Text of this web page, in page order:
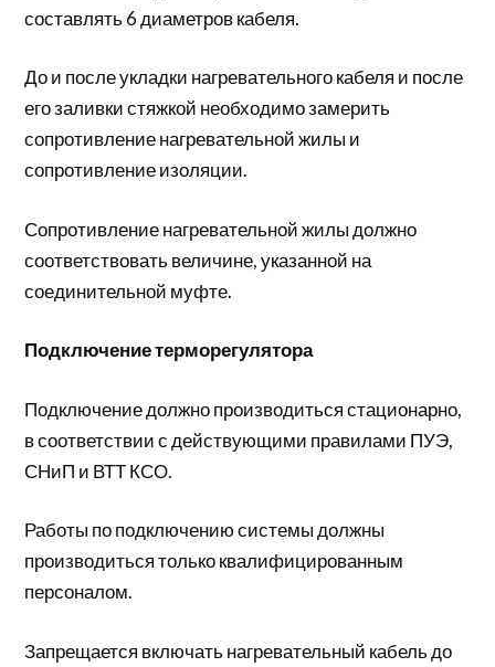
составлять 6 диаметров кабеля.
До и после укладки нагревательного кабеля и после
его заливки стяжкой необходимо замерить
сопротивление нагревательной жилы и
сопротивление изоляции.
Сопротивление нагревательной жилы должно
соответствовать величине, указанной на
соединительной муфте.
Подключение терморегулятора
Подключение должно производиться стационарно,
в соответствии с действующими правилами ПУЭ,
СНиП и ВТТ КСО.
Работы по подключению системы должны
производиться только квалифицированным
персоналом.
Запрещается включать нагревательный кабель до